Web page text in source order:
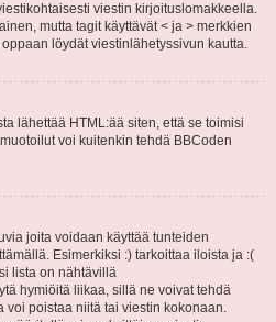
viestin kirjoituslomakkeella.
mutta tagit käyttävät < ja > merkkien
löydät viestinlähetyssivun kautta.
lähettää HTML:ää siten, että se toimisi
voi kuitenkin tehdä BBCoden
joita voidaan käyttää tunteiden
Esimerkiksi :) tarkoittaa iloista ja :(
lista on nähtävillä
hymiöitä liikaa, sillä ne voivat tehdä
voi poistaa niitä tai viestin kokonaan.